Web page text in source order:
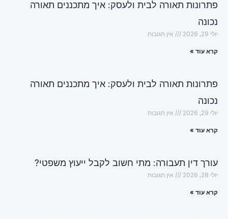
פתרונות תאורה לבית ולעסק: איך מתכננים תאורה
נכונה
יולי 29, 2026 אין תגובות
קרא עוד »
פתרונות תאורה לבית ולעסק: איך מתכננים תאורה
נכונה
יולי 29, 2026 אין תגובות
קרא עוד »
עורך דין תעבורה: מתי חשוב לקבל ייעוץ משפטי?
יולי 28, 2026 אין תגובות
קרא עוד »